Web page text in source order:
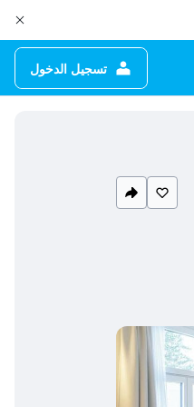
تسجيل الدخول